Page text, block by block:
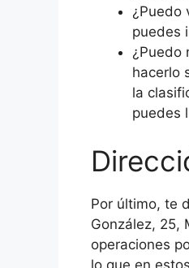
¿Puedo
puedes
¿Puedo
hacerlo
la
puedes
Por último, te
González, 25,
operaciones